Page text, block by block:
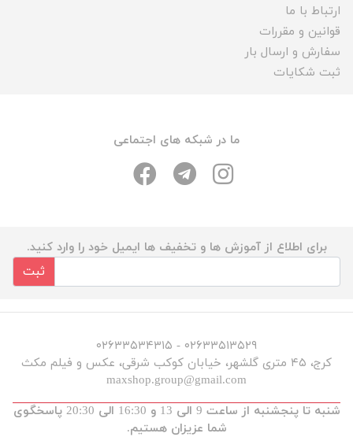
ارتباط با ما
قوانین و مقررات
سفارش و ارسال بار
ثبت شکایات
ما در شبکه های اجتماعی
برای اطلاع از آموزش ها و تخفیف ها ایمیل خود را وارد کنید.
ثبت
۰۲۶۳۳۵۱۳۵۲۹ - ۰۲۶۳۳۵۳۴۳۱۵
کرج، ۴۵ متری گلشهر، خیابان کوکب شرقی، عکس و فیلم مکث
maxshop.group@gmail.com
شنبه تا پنجشنبه از ساعت 9 الی 13 و 16:30 الی 20:30 پاسخگوی
شما عزیزان هستیم.